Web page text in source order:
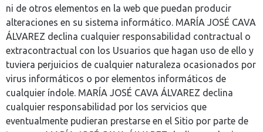
ni de otros elementos en la web que puedan producir
alteraciones en su sistema informático. MARÍA JOSÉ CAVA
ÁLVAREZ declina cualquier responsabilidad contractual o
extracontractual con los Usuarios que hagan uso de ello y
tuviera perjuicios de cualquier naturaleza ocasionados por
virus informáticos o por elementos informáticos de
cualquier índole. MARÍA JOSÉ CAVA ÁLVAREZ declina
cualquier responsabilidad por los servicios que
eventualmente pudieran prestarse en el Sitio por parte de